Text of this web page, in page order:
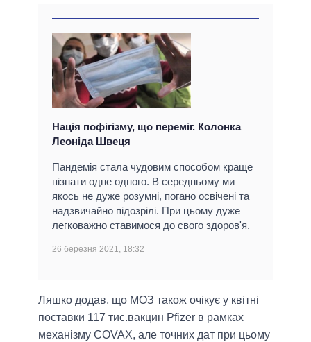
Нація пофігізму, що переміг. Колонка
Леоніда Швеця
Пандемія стала чудовим способом краще
пізнати одне одного. В середньому ми
якось не дуже розумні, погано освічені та
надзвичайно підозрілі. При цьому дуже
легковажно ставимося до свого здоров'я.
26 березня 2021, 18:32
Ляшко додав, що МОЗ також очікує у квітні
поставки 117 тис.вакцин Pfizer в рамках
механізму COVAX, але точних дат при цьому